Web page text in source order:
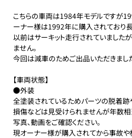
こちらの車両は1984年モデルですが
ーナー様は1992年に購入されており長
以前はサーキット走行されていました
ません。
今回は減車のためご出品いただきまし
【車両状態】
●外装
全塗装されているためパーツの脱着跡
損傷などは見受けられませんが年数
写真、動画をご確認ください。
現オーナー様が購入されてから事故や